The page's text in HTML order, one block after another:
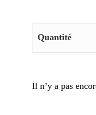
Quantité
Il n’y a pas